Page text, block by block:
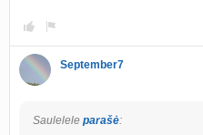
September7
Saulelele parašė: